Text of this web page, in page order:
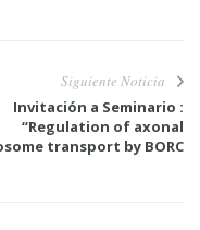
Siguiente Noticia
Invitación a Seminario :
“Regulation of axonal
transport by BORC